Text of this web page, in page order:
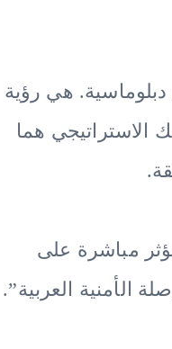
هي رؤية
الاستراتيجي هما
مباشرة على
الأمنية العربية”.